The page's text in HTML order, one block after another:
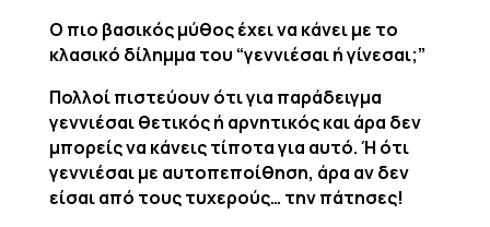
Ο πιο βασικός μύθος έχει να κάνει με το
κλασικό δίλημμα του “γεννιέσαι ή γίνεσαι;”
Πολλοί πιστεύουν ότι για παράδειγμα
γεννιέσαι θετικός ή αρνητικός και άρα δεν
μπορείς να κάνεις τίποτα για αυτό. Ή ότι
γεννιέσαι με αυτοπεποίθηση, άρα αν δεν
είσαι από τους τυχερούς… την πάτησες!